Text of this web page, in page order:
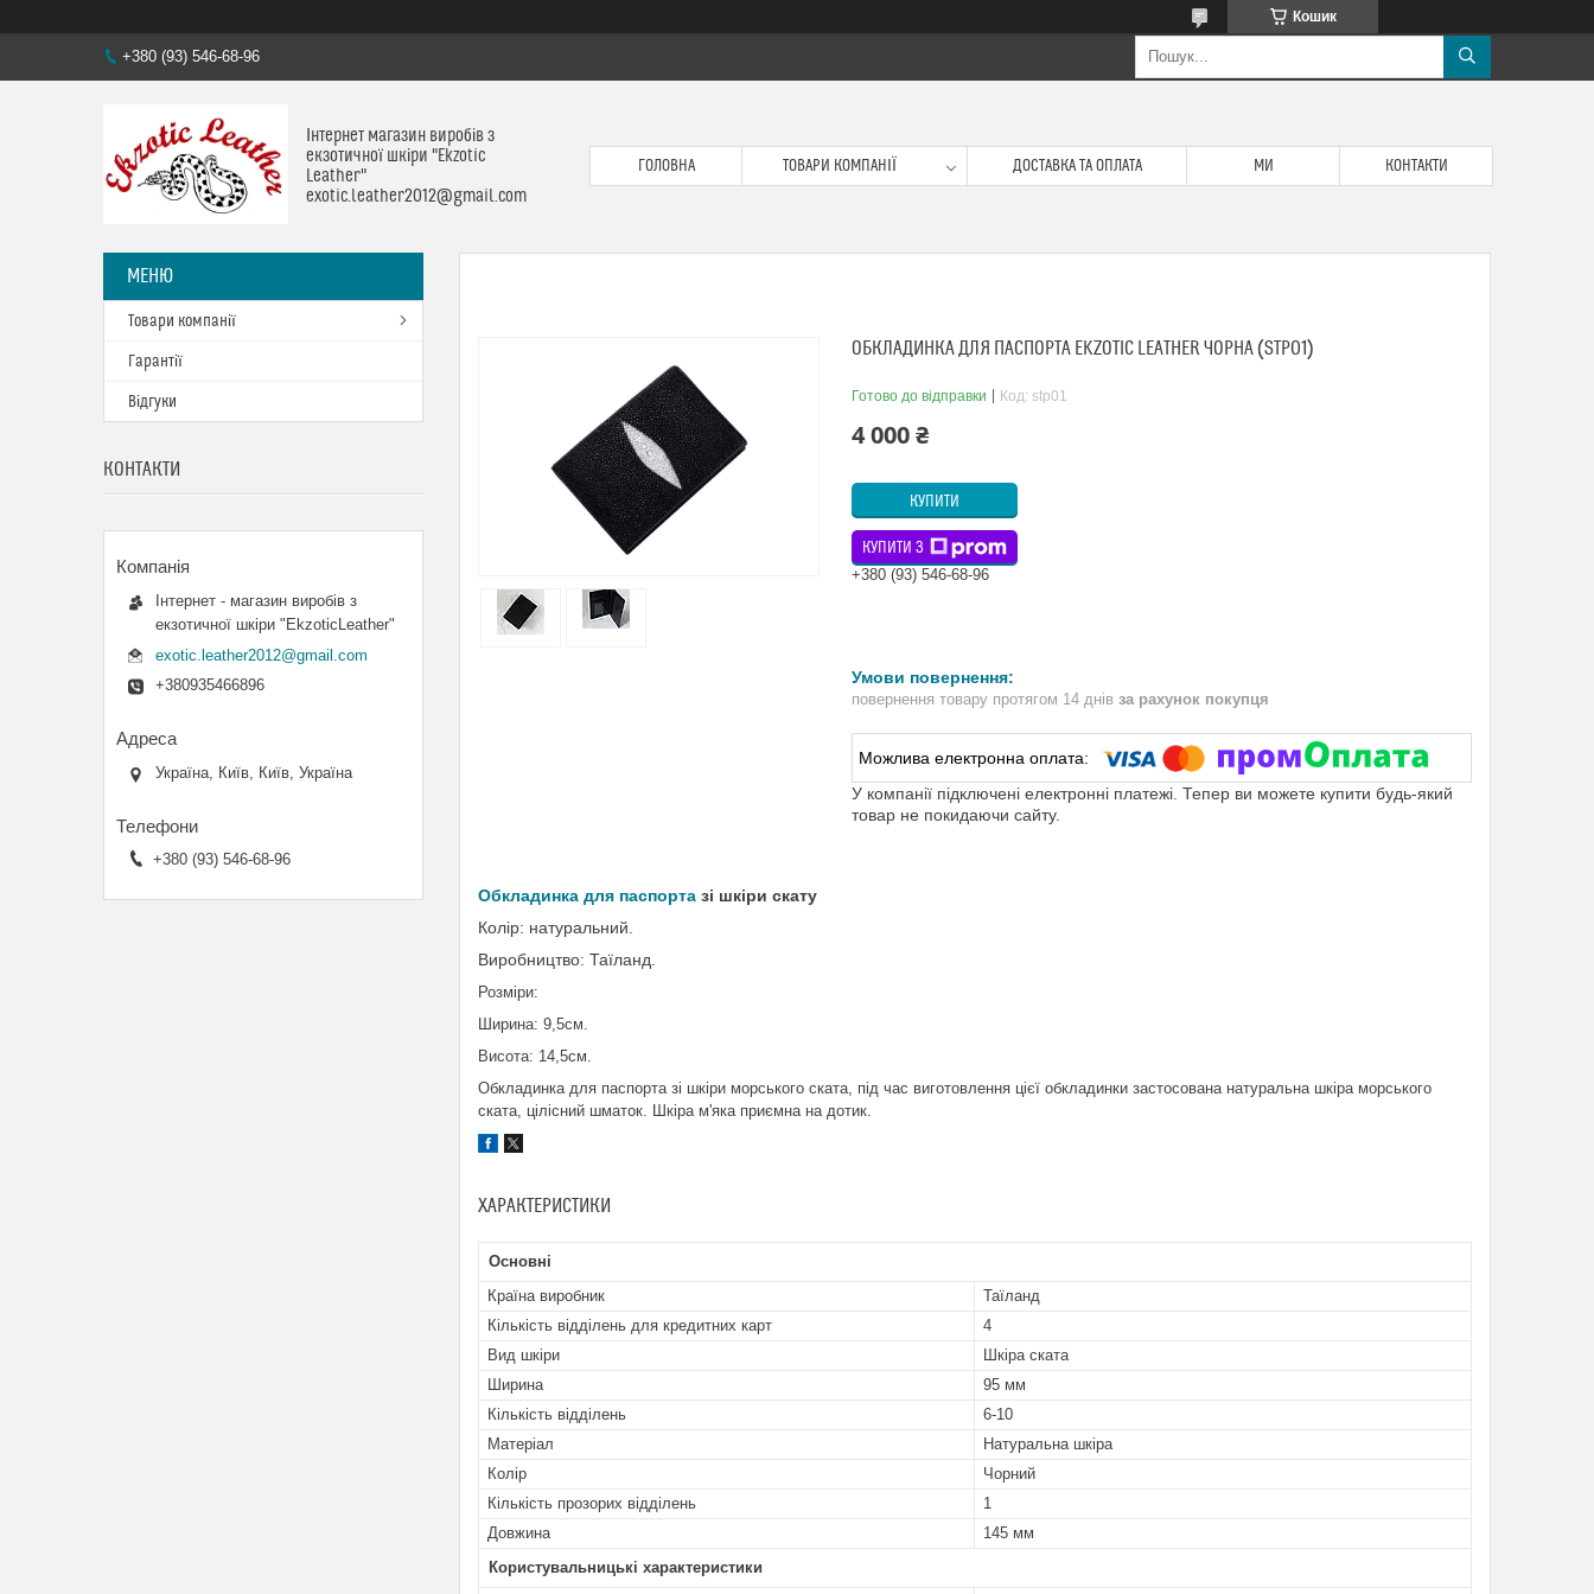
Кошик
+380 (93) 546-68-96
Інтернет магазин виробів з
екзотичної шкіри "Ekzotic
Leather"
exotic.leather2012@gmail.com
ГОЛОВНА ТОВАРИ КОМПАНІЇ ДОСТАВКА ТА ОПЛАТА МИ КОНТАКТИ
ОБКЛАДИНКА ДЛЯ ПАСПОРТА EKZOTIC LEATHER ЧОРНА (STP01)
Готово до відправки Код: stp01
4 000 ₴
КУПИТИ
КУПИТИ З
+380 (93) 546-68-96
повернення товару протягом 14 днів за рахунок покупця
У компанії підключені електронні платежі. Тепер ви можете купити будь-який
товар не покидаючи сайту.
Обкладинка для паспорта зі шкіри скату
Колір: натуральний.
Виробництво: Таїланд.
Розміри:
Ширина: 9,5см.
Висота: 14,5см.
Обкладинка для паспорта зі шкіри морського ската, під час виготовлення цієї обкладинки застосована натуральна шкіра морського
ската, цілісний шматок. Шкіра м'яка приємна на дотик.
ХАРАКТЕРИСТИКИ
Основні
Країна виробник
Таїланд
Кількість відділень для кредитних карт
4
Вид шкіри
Шкіра ската
Ширина
95 мм
Кількість відділень
6-10
Матеріал
Натуральна шкіра
Колір
Чорний
Кількість прозорих відділень
1
Довжина
145 мм
Користувальницькі характеристики
Товари компанії
Гарантії
Відгуки
КОНТАКТИ
Інтернет - магазин виробів з
екзотичної шкіри "EkzoticLeather"
exotic.leather2012@gmail.com
+380935466896
Україна, Київ, Київ, Україна
+380 (93) 546-68-96